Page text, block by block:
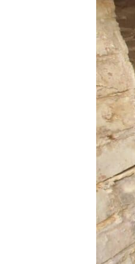
КРЫМ.НЕПОКОРЕННЫЙ
УКРАИНСКАЯ ПРОБЛЕМА КРЫМА